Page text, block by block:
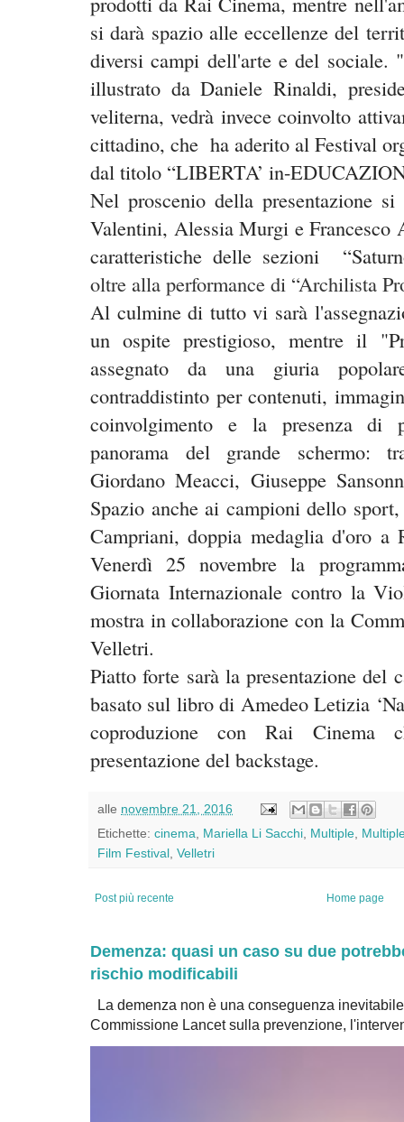
si darà spazio alle eccellenze del
diversi campi dell'arte e del sociale.
illustrato da Daniele Rinaldi,
veliterna, vedrà invece coinvolto
cittadino, che ha aderito al Festival
dal titolo “LIBERTA’ in-
Nel proscenio della presentazione
Valentini, Alessia Murgi e Francesco
caratteristiche delle sezioni
oltre alla performance di “Archilista
Al culmine di tutto vi sarà
un ospite prestigioso, mentre il
assegnato da una giuria
contraddistinto per contenuti,
coinvolgimento e la presenza di
panorama del grande schermo:
Giordano Meacci, Giuseppe
Spazio anche ai campioni dello
Campriani, doppia medaglia d'oro
Venerdì 25 novembre la
Giornata Internazionale contro la
mostra in collaborazione con la
Velletri.
Piatto forte sarà la presentazione del
basato sul libro di Amedeo Letizia
coproduzione con Rai Cinema
presentazione del backstage.
alle novembre 21, 2016
Etichette: cinema Mariella Li Sacchi Multiple
Film Festival Velletri
Post più recente Home page
Demenza: quasi un caso su due
rischio modificabili
La demenza non è una conseguenza
Commissione Lancet sulla prevenzione,